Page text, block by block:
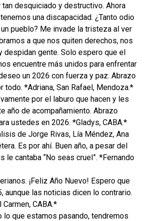
desquiciado y destructivo. Ahora
una discapacidad. ¿Tanto odio
pueblo? Me invade la tristeza al ver
a que nos quiten derechos, nos
despidan gente. Solo espero que el
encuentre más unidos para enfrentar
un 2026 con fuerza y paz. Abrazo
todo. *Adriana, San Rafael, Mendoza.*
por el laburo que hacen y les
año de acompañamiento. Abrazo
ustedes en 2026. *Gladys, CABA.*
de Jorge Rivas, Lía Méndez, Ana
Es por ahí. Buen año, a pesar del
le cantaba “No seas cruel”. *Fernando
¡Feliz Año Nuevo! Espero que
aunque las noticias dicen lo contrario.
CABA.*
lo que estamos pasando, tendremos